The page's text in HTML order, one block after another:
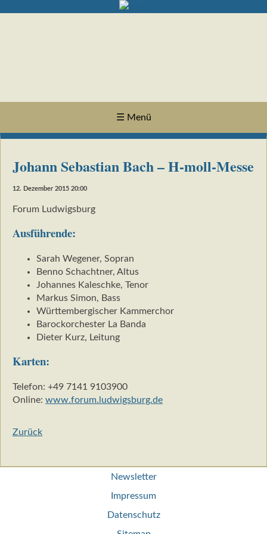
☰ Menü
Johann Sebastian Bach – H-moll-Messe
12. Dezember 2015 20:00
Forum Ludwigsburg
Ausführende:
Sarah Wegener, Sopran
Benno Schachtner, Altus
Johannes Kaleschke, Tenor
Markus Simon, Bass
Württembergischer Kammerchor
Barockorchester La Banda
Dieter Kurz, Leitung
Karten:
Telefon: +49 7141 9103900
Online: www.forum.ludwigsburg.de
Zurück
Newsletter
Impressum
Datenschutz